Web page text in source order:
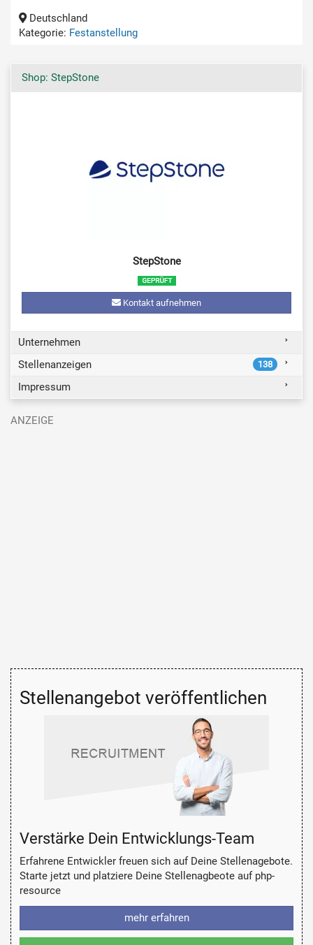
Deutschland
Kategorie: Festanstellung
Shop: StepStone
StepStone
Kontakt aufnehmen
Unternehmen
Stellenanzeigen
138
Impressum
Stellenangebot veröffentlichen
Verstärke Dein Entwicklungs-Team
Erfahrene Entwickler freuen sich auf Deine Stellenagebote.
Starte jetzt und platziere Deine Stellenagbeote auf php-
resource
mehr erfahren